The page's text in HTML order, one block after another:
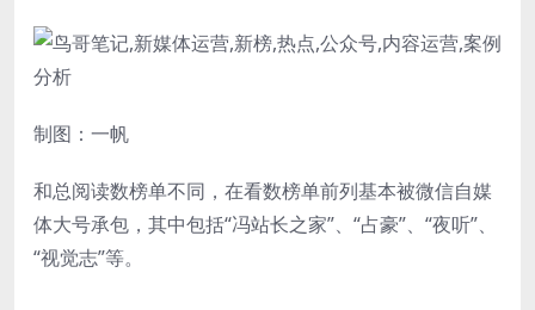
制图：一帆
和总阅读数榜单不同，在看数榜单前列基本被微信自媒
体大号承包，其中包括“冯站长之家”、“占豪”、“夜听”、
“视觉志”等。